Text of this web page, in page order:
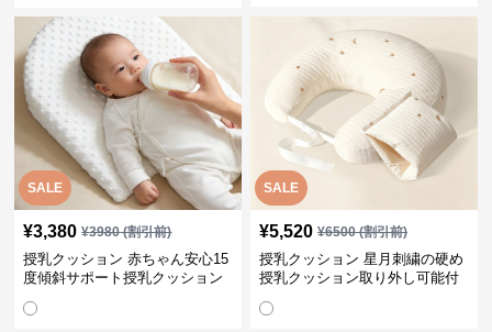
SALE
¥3,380 ¥3980(割引前)
授乳クッション 赤ちゃん安心15
度傾斜サポート授乳クッション
SALE
¥5,520 ¥6500(割引前)
授乳クッション 星月刺繍の硬め
授乳クッション取り外し可能付